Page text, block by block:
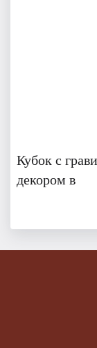
Кубок с
декором в